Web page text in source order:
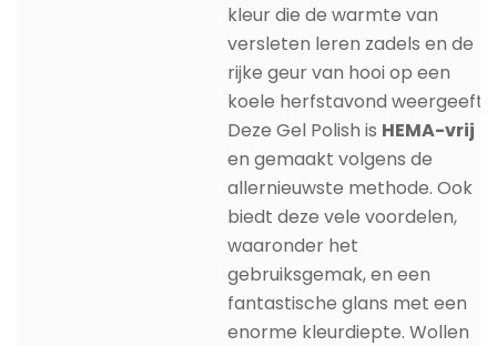
kleur die de warmte van
versleten leren zadels en de
rijke geur van hooi op een
koele herfstavond weergeeft.
Deze Gel Polish is HEMA-vrij
en gemaakt volgens de
allernieuwste methode. Ook
biedt deze vele voordelen,
waaronder het
gebruiksgemak, en een
fantastische glans met een
enorme kleurdiepte. Wollen